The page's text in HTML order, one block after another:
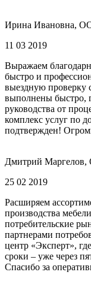
Ирина Ивановна,
11 03 2019
Выражаем
быстро и
выездную
выполнены быстро,
руководства от
комплекс услуг по
подтвержден!
Дмитрий
25 02 2019
Расширяем
производства
потребительские
партнерами
центр «Эксперт»,
сроки – уже через
Спасибо за